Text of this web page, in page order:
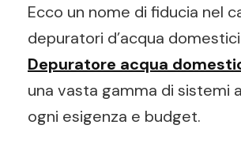
Ecco un nome di fiducia nel
depuratori d’acqua
Depuratore acqua
una vasta gamma di sistemi
ogni esigenza e budget.